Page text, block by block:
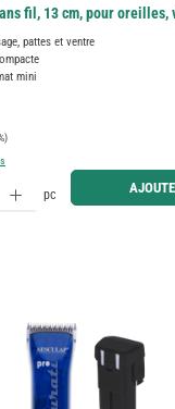
fil, 13 cm, pour oreilles,
pattes et ventre
mini
quantité souhaitée ou utilisez les
pc